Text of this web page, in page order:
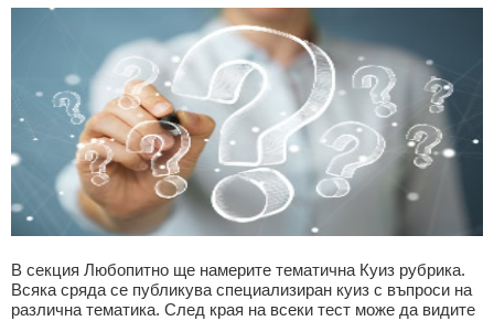
В секция Любопитно ще намерите тематична Куиз рубрика.
Всяка сряда се публикува специализиран куиз с въпроси на
различна тематика. След края на всеки тест може да видите